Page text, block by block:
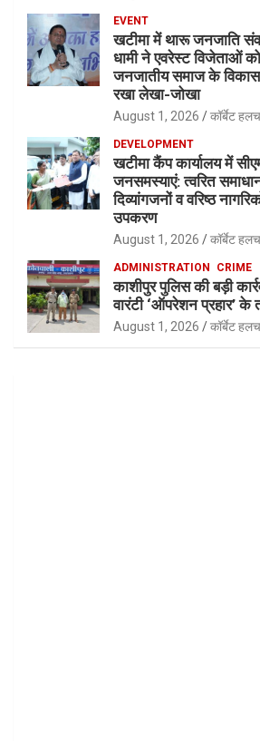
EVENT
खटीमा में थारू जनजाति
धामी ने एवरेस्ट विजेताओं
जनजातीय समाज के
रखा लेखा-जोखा
August 1, 2026 कॉर्बेट
DEVELOPMENT
खटीमा कैंप कार्यालय में
जनसमस्याएं: त्वरित
दिव्यांगजनों व वरिष्ठ
उपकरण
August 1, 2026 कॉर्बेट
ADMINISTRATION CRIME
काशीपुर पुलिस की बड़ी
वारंटी ‘ऑपरेशन प्रहार’ के
August 1, 2026 कॉर्बेट